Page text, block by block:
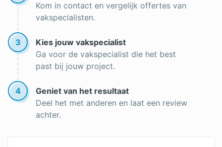
Kom in contact en vergelijk offertes van
vakspecialisten.
3
Kies jouw vakspecialist
Ga voor de vakspecialist die het best
past bij jouw project.
4
Geniet van het resultaat
Deel het met anderen en laat een review
achter.